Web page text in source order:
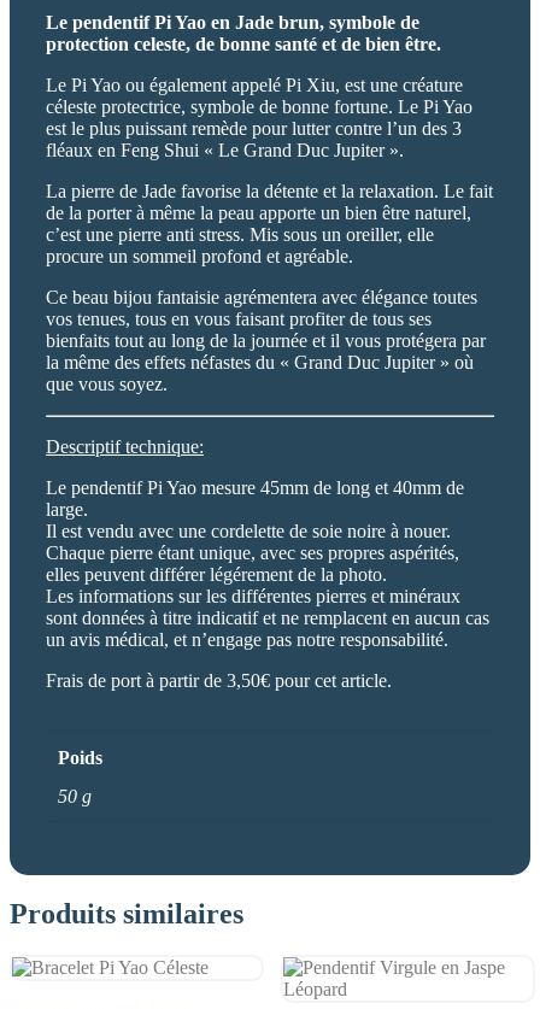
Le pendentif Pi Yao en Jade brun, symbole de
protection celeste, de bonne santé et de bien être.
Le Pi Yao ou également appelé Pi Xiu, est une créature
céleste protectrice, symbole de bonne fortune. Le Pi Yao
est le plus puissant remède pour lutter contre l’un des 3
fléaux en Feng Shui « Le Grand Duc Jupiter ».
La pierre de Jade favorise la détente et la relaxation. Le fait
de la porter à même la peau apporte un bien être naturel,
c’est une pierre anti stress. Mis sous un oreiller, elle
procure un sommeil profond et agréable.
Ce beau bijou fantaisie agrémentera avec élégance toutes
vos tenues, tous en vous faisant profiter de tous ses
bienfaits tout au long de la journée et il vous protégera par
la même des effets néfastes du « Grand Duc Jupiter » où
que vous soyez.
Descriptif technique:
Le pendentif Pi Yao mesure 45mm de long et 40mm de
large.
Il est vendu avec une cordelette de soie noire à nouer.
Chaque pierre étant unique, avec ses propres aspérités,
elles peuvent différer légérement de la photo.
Les informations sur les différentes pierres et minéraux
sont données à titre indicatif et ne remplacent en aucun cas
un avis médical, et n’engage pas notre responsabilité.
Frais de port à partir de 3,50€ pour cet article.
Poids
50 g
Produits similaires